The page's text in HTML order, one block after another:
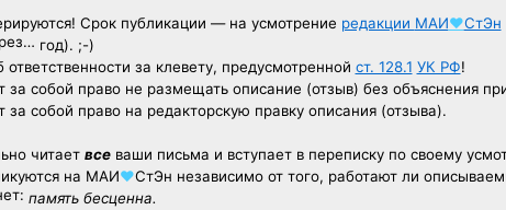
Срок публикации — на усмотрение редакции МАИ♥СтЭн
год). ;-)
за клевету, предусмотренной ст. 128.1 УК РФ!
за собой право не размещать описание (отзыв) без объяснения
за собой право на редакторскую правку описания (отзыва).
читает всеваши письма и вступает в переписку по своему
на МАИ♥СтЭн независимо от того, работают ли
память бесценна.